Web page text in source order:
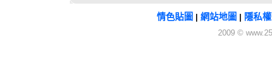
情色貼圖 網站地圖 隱私
2009 ©